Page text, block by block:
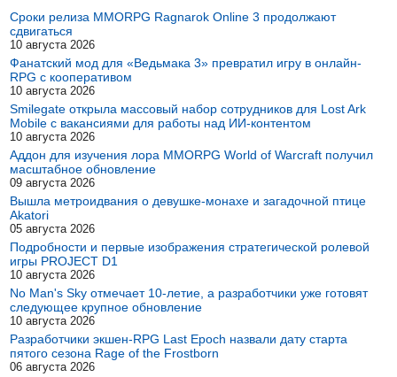
Сроки релиза MMORPG Ragnarok Online 3 продолжают
сдвигаться
10 августа 2026
Фанатский мод для «Ведьмака 3» превратил игру в онлайн-
RPG с кооперативом
10 августа 2026
Smilegate открыла массовый набор сотрудников для Lost Ark
Mobile с вакансиями для работы над ИИ-контентом
10 августа 2026
Аддон для изучения лора MMORPG World of Warcraft получил
масштабное обновление
09 августа 2026
Вышла метроидвания о девушке-монахе и загадочной птице
Akatori
05 августа 2026
Подробности и первые изображения стратегической ролевой
игры PROJECT D1
10 августа 2026
No Man's Sky отмечает 10-летие, а разработчики уже готовят
следующее крупное обновление
10 августа 2026
Разработчики экшен-RPG Last Epoch назвали дату старта
пятого сезона Rage of the Frostborn
06 августа 2026